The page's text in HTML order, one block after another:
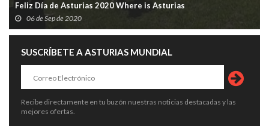
Feliz Día de Asturias 2020 Where is Asturias
06 de Sep de 2020
SUSCRÍBETE A ASTURIAS MUNDIAL
Recibe directamente en tu buzón nuestras noticias destacadas y las
mejores ofertas.